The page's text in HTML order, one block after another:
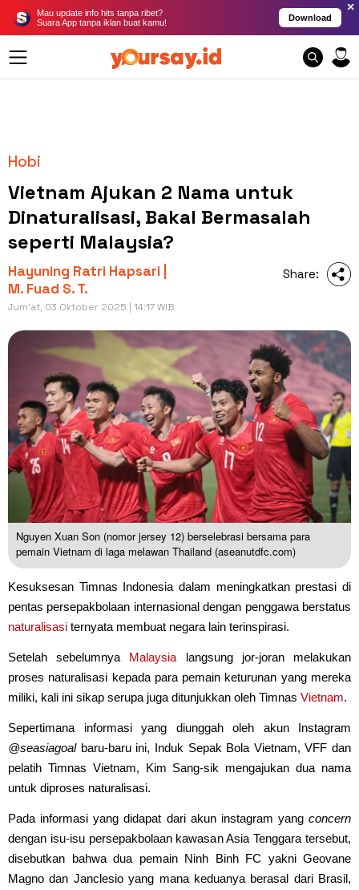
Mau update info hits tanpa ribet?
Suara App tanpa iklan buat kamu!
Download
×
Hobi
Vietnam Ajukan 2 Nama untuk
Dinaturalisasi, Bakal Bermasalah
seperti Malaysia?
Hayuning Ratri Hapsari |
M. Fuad S. T.
Jum'at, 03 Oktober 2025 | 14:17 WIB
Share:
Nguyen Xuan Son (nomor jersey 12) berselebrasi bersama para
pemain Vietnam di laga melawan Thailand (aseanutdfc.com)
Kesuksesan Timnas Indonesia dalam meningkatkan prestasi di
pentas persepakbolaan internasional dengan penggawa berstatus
naturalisasi ternyata membuat negara lain terinspirasi.
Setelah sebelumnya Malaysia langsung jor-joran melakukan
proses naturalisasi kepada para pemain keturunan yang mereka
miliki, kali ini sikap serupa juga ditunjukkan oleh Timnas Vietnam.
Sepertimana informasi yang diunggah oleh akun Instagram
@seasiagoalbaru-baru ini, Induk Sepak Bola Vietnam, VFF dan
pelatih Timnas Vietnam, Kim Sang-sik mengajukan dua nama
untuk diproses naturalisasi.
Pada informasi yang didapat dari akun instagram yang concern
dengan isu-isu persepakbolaan kawasan Asia Tenggara tersebut,
disebutkan bahwa dua pemain Ninh Binh FC yakni Geovane
Magno dan Janclesio yang mana keduanya berasal dari Brasil,